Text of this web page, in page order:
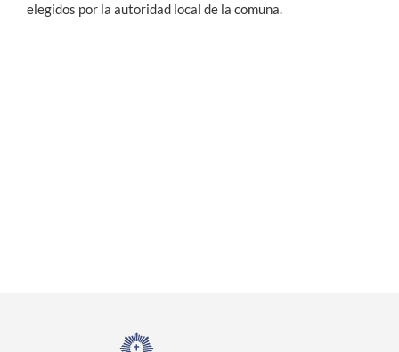
elegidos por la autoridad local de la comuna.